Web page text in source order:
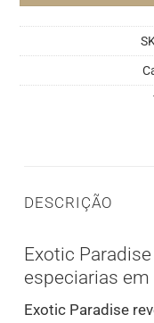
DESCRIÇÃO
Exotic
especiarias em
Exotic Paradise